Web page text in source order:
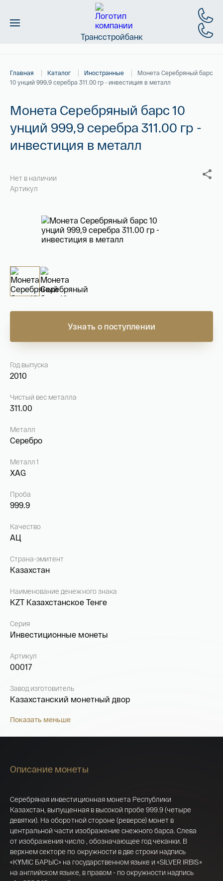
Трансстройбанк
Слитки
Новинки
Скидки
Магазин
На связи с 9:00 до 18:00 (понедельник – пятница)
800 50504 76
coins.shop@tsbnk.ru
Главная Каталог Иностранные
Монета Серебряный барс
10 унций 999,9 серебра 311.00 гр - инвестиция в металл
Монета Серебряный барс 10
унций 999,9 серебра 311.00 гр -
инвестиция в металл
Нет в наличии
Артикул
Узнать о поступлении
Год выпуска
2010
Чистый вес металла
311.00
Металл
Серебро
Металл 1
XAG
Проба
999.9
Качество
АЦ
Страна-эмитент
Казахстан
Наименование денежного знака
KZT Казахстанское Тенге
Серия
Инвестиционные монеты
Артикул
00017
Завод изготовитель
Казахстанский монетный двор
Показать меньше
Описание монеты
Серебряная инвестиционная монета Республики
Казахстан, выпущенная в высокой пробе 999.9 (четыре
девятки). На оборотной стороне (реверсе) монет в
центральной части изображение снежного барса. Слева
от изображения число , обозначающее год чеканки. В
верхнем секторе по окружности в две строки надпись
«КҮМІС БАРЫС» на государственном языке и «SILVER IRBIS»
на английском языке, в правом - по окружности надпись
Российская инвестиционная монета